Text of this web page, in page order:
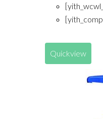
Quickview